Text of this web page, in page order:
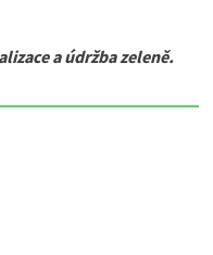
a údržba zeleně.